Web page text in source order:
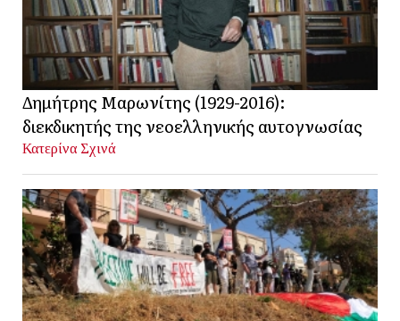
Δημήτρης Μαρωνίτης (1929-2016):
διεκδικητής της νεοελληνικής αυτογνωσίας
Κατερίνα Σχινά